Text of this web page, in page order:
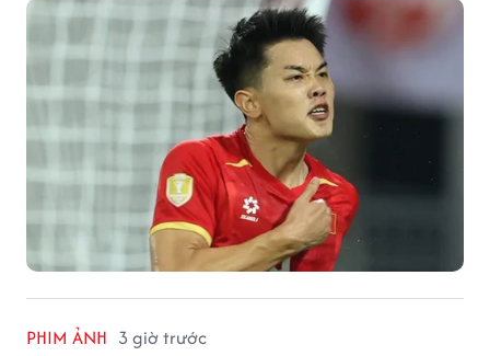
PHIM ẢNH 3 giờ trước